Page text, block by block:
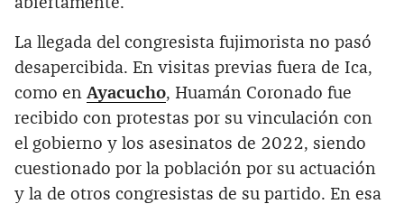
La llegada del congresista fujimorista no pasó
desapercibida. En visitas previas fuera de Ica,
como en Ayacucho, Huamán Coronado fue
recibido con protestas por su vinculación con
el gobierno y los asesinatos de 2022, siendo
cuestionado por la población por su actuación
y la de otros congresistas de su partido. En esa